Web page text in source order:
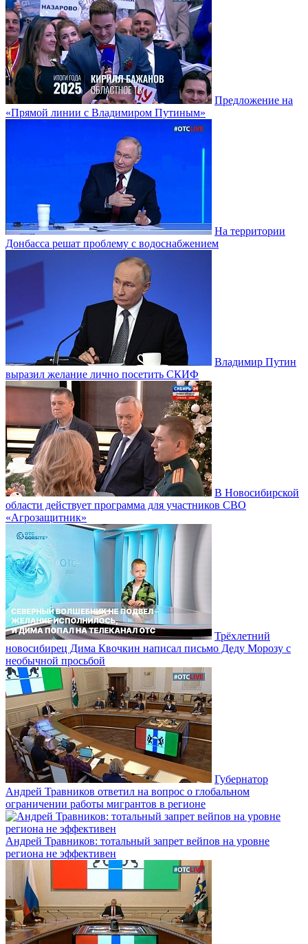
Предложение на
«Прямой линии с Владимиром Путиным»
На территории
Донбасса решат проблему с водоснабжением
Владимир Путин
выразил желание лично посетить СКИФ
В Новосибирской
области действует программа для участников СВО
«Агрозащитник»
Трёхлетний
новосибирец Дима Квочкин написал письмо Деду Морозу с
необычной просьбой
Губернатор
Андрей Травников ответил на вопрос о глобальном
ограничении работы мигрантов в регионе
Андрей Травников: тотальный запрет вейпов на уровне
региона не эффективен